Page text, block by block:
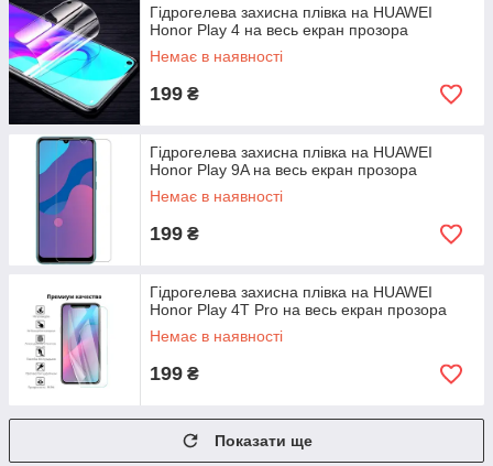
Гідрогелева захисна плівка на HUAWEI
Honor Play 4 на весь екран прозора
Немає в наявності
199 ₴
Гідрогелева захисна плівка на HUAWEI
Honor Play 9A на весь екран прозора
Немає в наявності
199 ₴
Гідрогелева захисна плівка на HUAWEI
Honor Play 4T Pro на весь екран прозора
Немає в наявності
199 ₴
Показати ще